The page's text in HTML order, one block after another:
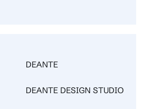
DEANTE
DEANTE DESIGN STUDIO